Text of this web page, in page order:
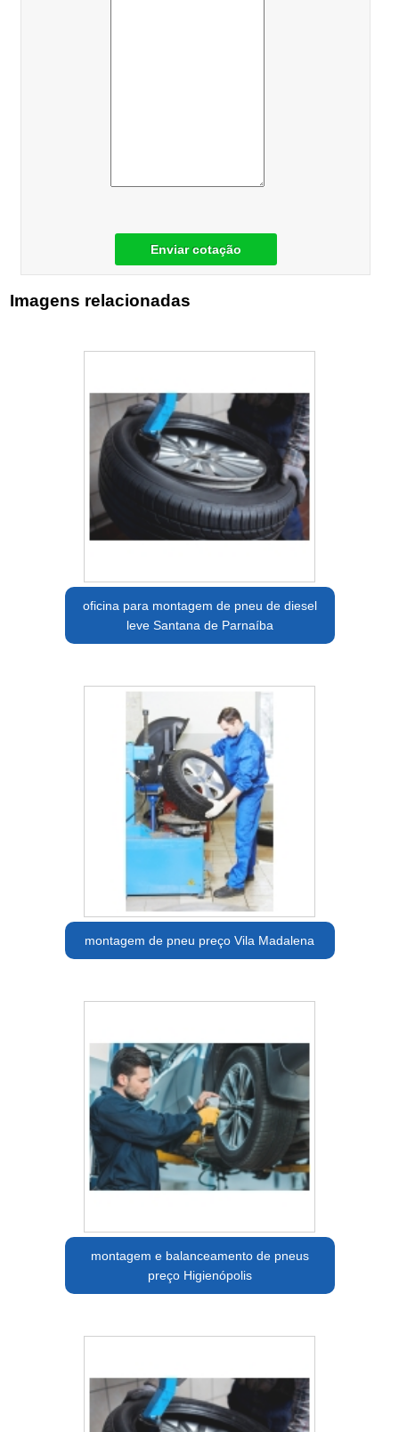
Enviar cotação
Imagens relacionadas
oficina para montagem de pneu de diesel
leve Santana de Parnaíba
montagem de pneu preço Vila Madalena
montagem e balanceamento de pneus
preço Higienópolis